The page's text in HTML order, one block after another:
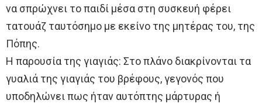
να σπρώχνει το παιδί μέσα στη συσκευή φέρει
τατουάζ ταυτόσημο με εκείνο της μητέρας του, της
Πόπης.
Η παρουσία της γιαγιάς: Στο πλάνο διακρίνονται τα
γυαλιά της γιαγιάς του βρέφους, γεγονός που
υποδηλώνει πως ήταν αυτόπτης μάρτυρας ή